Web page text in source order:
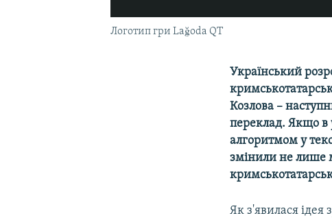
Логотип гри Lağoda QT
Український
Козлова –
переклад. Якщо в
алгоритмом у
змінили не лише
Як з'явилася